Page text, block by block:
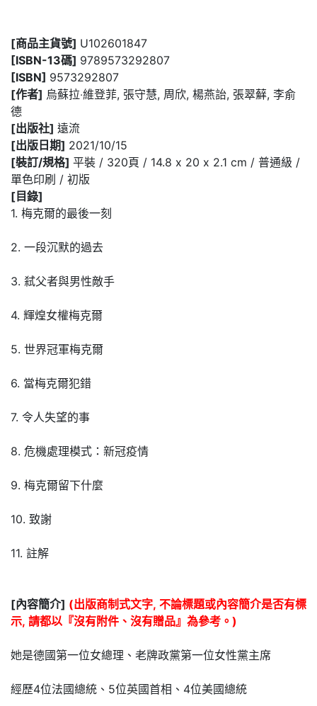
[商品主貨號] U102601847
[ISBN-13碼] 9789573292807
[ISBN] 9573292807
[作者] 烏蘇拉‧維登菲, 張守慧, 周欣, 楊燕詒, 張翠蘚, 李俞
德
[出版社] 遠流
[出版日期] 2021/10/15
[裝訂/規格] 平裝 / 320頁 / 14.8 x 20 x 2.1 cm / 普通級 /
單色印刷 / 初版
[目錄]
1. 梅克爾的最後一刻
2. 一段沉默的過去
3. 弒父者與男性敵手
4. 輝煌女權梅克爾
5. 世界冠軍梅克爾
6. 當梅克爾犯錯
7. 令人失望的事
8. 危機處理模式：新冠疫情
9. 梅克爾留下什麼
10. 致謝
11. 註解
[內容簡介] (出版商制式文字, 不論標題或內容簡介是否有標
示, 請都以『沒有附件、沒有贈品』為參考。)
她是德國第一位女總理、老牌政黨第一位女性黨主席
經歷4位法國總統、5位英國首相、4位美國總統